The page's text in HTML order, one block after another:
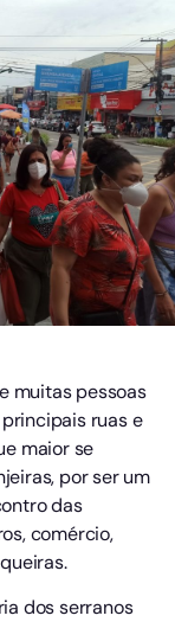
muitas pessoas
ruas e
maior se
por ser um
das
comércio,
dos serranos